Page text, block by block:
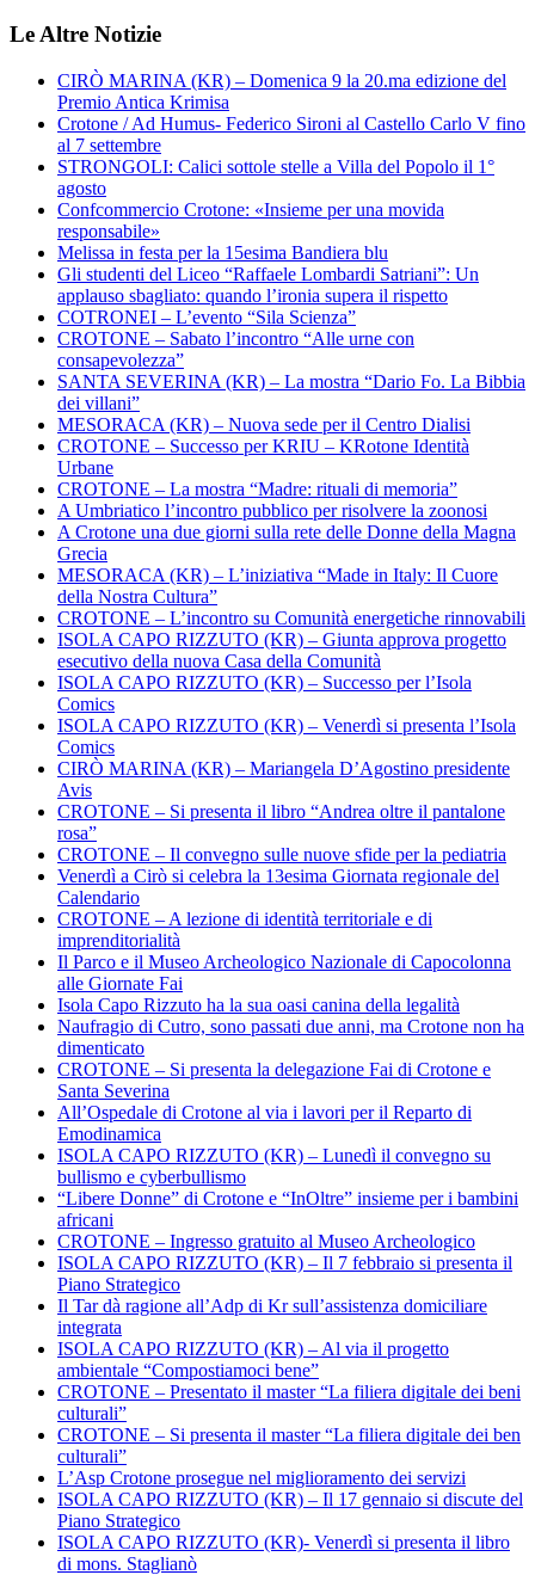
Le Altre Notizie
CIRÒ MARINA (KR) – Domenica 9 la 20.ma edizione del
Premio Antica Krimisa
Crotone / Ad Humus- Federico Sironi al Castello Carlo V fino
al 7 settembre
STRONGOLI: Calici sottole stelle a Villa del Popolo il 1°
agosto
Confcommercio Crotone: «Insieme per una movida
responsabile»
Melissa in festa per la 15esima Bandiera blu
Gli studenti del Liceo “Raffaele Lombardi Satriani”: Un
applauso sbagliato: quando l’ironia supera il rispetto
COTRONEI – L’evento “Sila Scienza”
CROTONE – Sabato l’incontro “Alle urne con
consapevolezza”
SANTA SEVERINA (KR) – La mostra “Dario Fo. La Bibbia
dei villani”
MESORACA (KR) – Nuova sede per il Centro Dialisi
CROTONE – Successo per KRIU – KRotone Identità
Urbane
CROTONE – La mostra “Madre: rituali di memoria”
A Umbriatico l’incontro pubblico per risolvere la zoonosi
A Crotone una due giorni sulla rete delle Donne della Magna
Grecia
MESORACA (KR) – L’iniziativa “Made in Italy: Il Cuore
della Nostra Cultura”
CROTONE – L’incontro su Comunità energetiche rinnovabili
ISOLA CAPO RIZZUTO (KR) – Giunta approva progetto
esecutivo della nuova Casa della Comunità
ISOLA CAPO RIZZUTO (KR) – Successo per l’Isola
Comics
ISOLA CAPO RIZZUTO (KR) – Venerdì si presenta l’Isola
Comics
CIRÒ MARINA (KR) – Mariangela D’Agostino presidente
Avis
CROTONE – Si presenta il libro “Andrea oltre il pantalone
rosa”
CROTONE – Il convegno sulle nuove sfide per la pediatria
Venerdì a Cirò si celebra la 13esima Giornata regionale del
Calendario
CROTONE – A lezione di identità territoriale e di
imprenditorialità
Il Parco e il Museo Archeologico Nazionale di Capocolonna
alle Giornate Fai
Isola Capo Rizzuto ha la sua oasi canina della legalità
Naufragio di Cutro, sono passati due anni, ma Crotone non ha
dimenticato
CROTONE – Si presenta la delegazione Fai di Crotone e
Santa Severina
All’Ospedale di Crotone al via i lavori per il Reparto di
Emodinamica
ISOLA CAPO RIZZUTO (KR) – Lunedì il convegno su
bullismo e cyberbullismo
“Libere Donne” di Crotone e “InOltre” insieme per i bambini
africani
CROTONE – Ingresso gratuito al Museo Archeologico
ISOLA CAPO RIZZUTO (KR) – Il 7 febbraio si presenta il
Piano Strategico
Il Tar dà ragione all’Adp di Kr sull’assistenza domiciliare
integrata
ISOLA CAPO RIZZUTO (KR) – Al via il progetto
ambientale “Compostiamoci bene”
CROTONE – Presentato il master “La filiera digitale dei beni
culturali”
CROTONE – Si presenta il master “La filiera digitale dei ben
culturali”
L’Asp Crotone prosegue nel miglioramento dei servizi
ISOLA CAPO RIZZUTO (KR) – Il 17 gennaio si discute del
Piano Strategico
ISOLA CAPO RIZZUTO (KR)- Venerdì si presenta il libro
di mons. Staglianò